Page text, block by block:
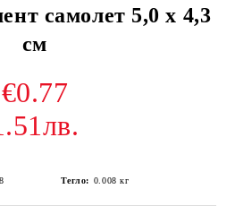
самолет 5,0 х 4,3
см
€0.77
Тегло: 0.008 кг